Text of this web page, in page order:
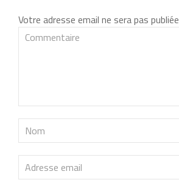
Votre adresse email ne sera pas publiée